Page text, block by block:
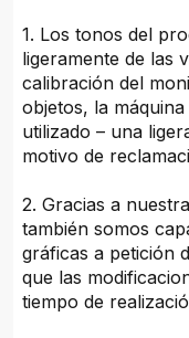
1. Los tonos del
ligeramente de las
calibración del
objetos, la
utilizado – una
motivo de
2. Gracias a
también somos
gráficas a petición
que las
tiempo de